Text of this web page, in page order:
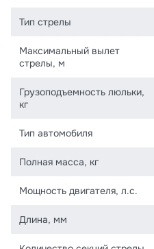
Тип стрелы
Максимальный вылет
стрелы, м
Грузоподъемность люльки,
кг
Тип автомобиля
Полная масса, кг
Мощность двигателя, л.с.
Длина, мм